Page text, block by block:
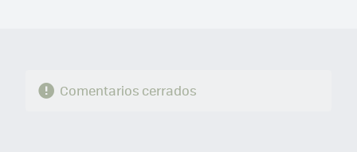
Comentarios cerrados